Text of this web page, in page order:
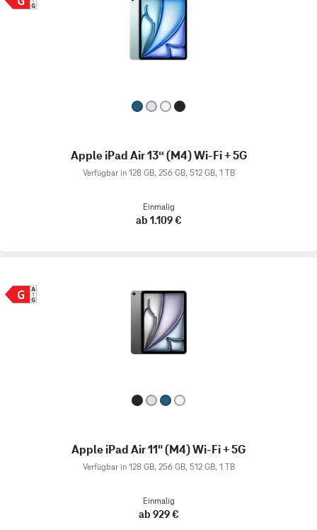
Apple iPad Air 13“ (M4) Wi-Fi + 5G
Verfügbar in 128 GB, 256 GB, 512 GB, 1 TB
Einmalig
ab 1.109 €
Apple iPad Air 11" (M4) Wi-Fi + 5G
Verfügbar in 128 GB, 256 GB, 512 GB, 1 TB
Einmalig
ab 929 €